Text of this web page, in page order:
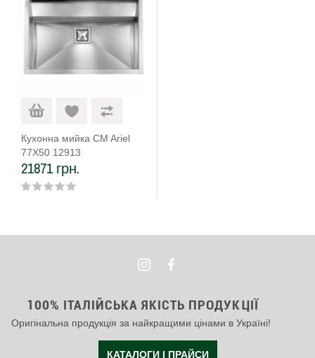
Кухонна мийка CM Ariel
77Х50 12913
21871 грн.
100% ІТАЛІЙСЬКА ЯКІСТЬ ПРОДУКЦІЇ
Оригінальна продукція за найкращими цінами в Україні!
КАТАЛОГИ І ПРАЙСИ